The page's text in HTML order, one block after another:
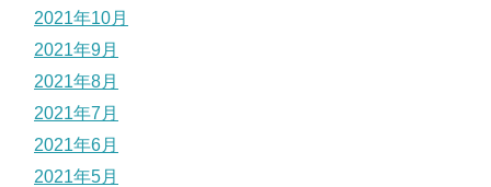
2021年10月
2021年9月
2021年8月
2021年7月
2021年6月
2021年5月